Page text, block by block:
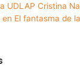
UDLAP Cristina
El fantasma de